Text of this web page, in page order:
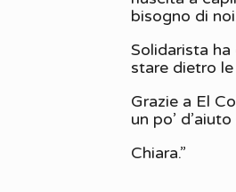
bisogno di
Solidarista ha
stare dietro
Grazie a El
un po’
Chiara.”